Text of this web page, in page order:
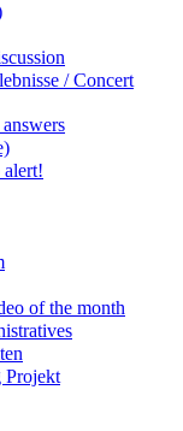
/ Concert
of the month
Projekt